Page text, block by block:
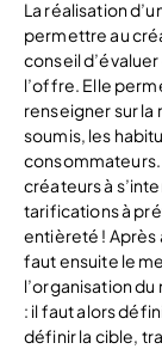
La réalisation
permettre au
conseil
l’offre. Elle
renseigner sur
soumis, les
consommateurs.
créateurs à
tarifications à
entièreté ! Après
faut ensuite le
l’organisation
: il faut alors
définir la cible,